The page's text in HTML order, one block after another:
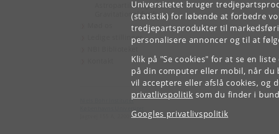
Universitetet bruger
(statistik) for løbende at forbedre
tredjepartsprodukter til
personalisere annoncer og til at
Klik på "Se cookies" for at se en
på din computer eller mobil, når du
vil acceptere eller afslå cookies, og
privatlivspolitik som du finder i
Googles privatlivspolitik
Astropartikel og
Gravitationel fysik
Ledige stillinger
Niels Bohr Institutet
Jagtvej 155 A, 2200 København N.